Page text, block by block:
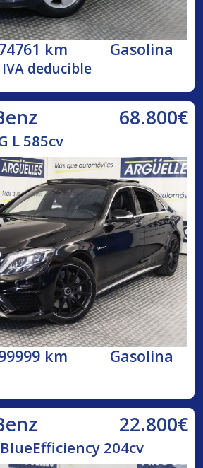
km Gasolina
IVA deducible
68.800€
L 585cv
km Gasolina
22.800€
BlueEfficiency 204cv